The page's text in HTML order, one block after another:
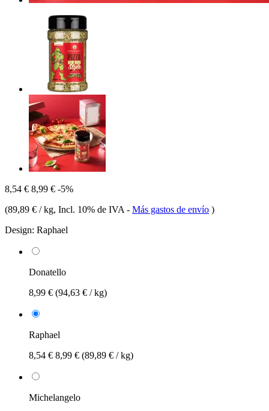
8,54 € 8,99 € -5%
(89,89 € / kg, Incl. 10% de IVA - Más gastos de envío )
Design: Raphael
Donatello
8,99 € (94,63 € / kg)
Raphael
8,54 € 8,99 € (89,89 € / kg)
Michelangelo